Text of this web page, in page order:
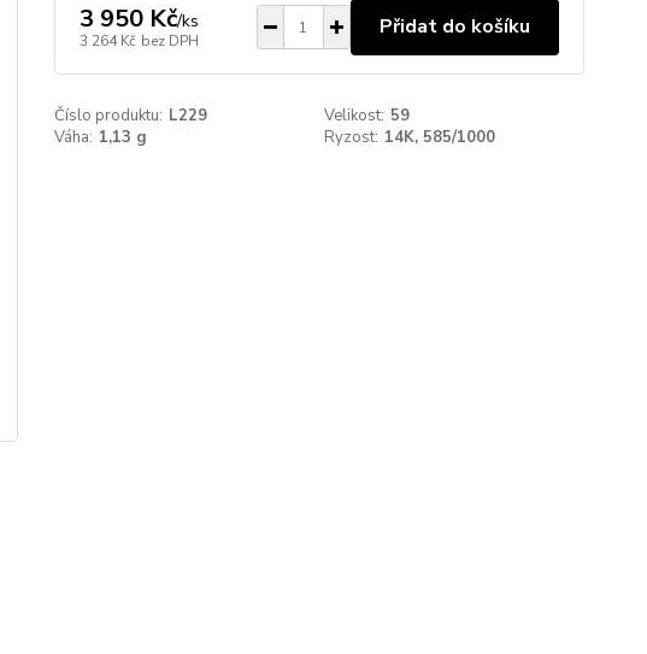
3 950 Kč/ks
3 264 Kč bez DPH
Přidat do košíku
Číslo produktu: L229 Velikost: 59
Váha: 1,13 g Ryzost: 14K, 585/1000